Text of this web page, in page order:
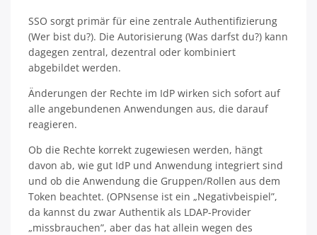
SSO sorgt primär für eine zentrale Authentifizierung
(Wer bist du?). Die Autorisierung (Was darfst du?) kann
dagegen zentral, dezentral oder kombiniert
abgebildet werden.
Änderungen der Rechte im IdP wirken sich sofort auf
alle angebundenen Anwendungen aus, die darauf
reagieren.
Ob die Rechte korrekt zugewiesen werden, hängt
davon ab, wie gut IdP und Anwendung integriert sind
und ob die Anwendung die Gruppen/Rollen aus dem
Token beachtet. (OPNsense ist ein „Negativbeispiel”,
da kannst du zwar Authentik als LDAP-Provider
„missbrauchen”, aber das hat allein wegen des